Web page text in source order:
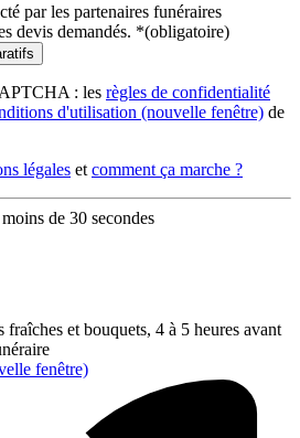
par les partenaires funéraires
devis demandés. *(obligatoire)
: les règles de confidentialité
d'utilisation (nouvelle fenêtre) de
légales et comment ça marche ?
de 30 secondes
et bouquets, 4 à 5 heures avant
fenêtre)